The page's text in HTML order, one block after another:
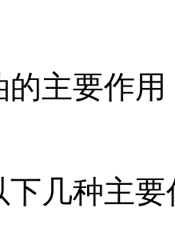
主要作用
下几种主要